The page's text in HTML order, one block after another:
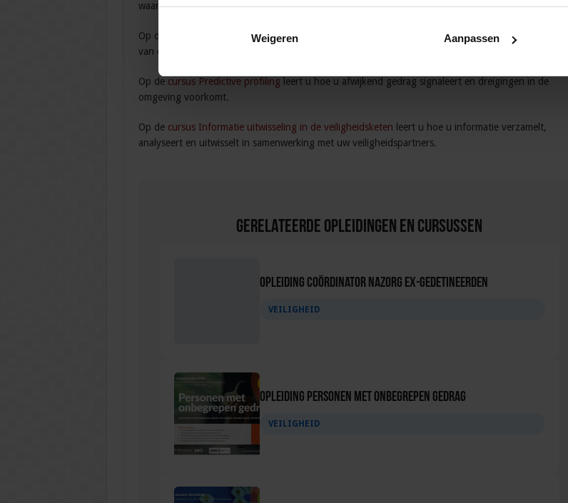
Weigeren Aanpassen
waarborgen in uw gemeente.
Op de cursus Wetgeving & Securityleert u wat de juridische mogelijkheden en onmogelijkheden zijn
van cameratoezicht in uw gebouw of op uw bedrijfsterrein.
Op de cursus Predictive profiling leert u hoe u afwijkend gedrag signaleert en dreigingen in de
omgeving voorkomt.
Op de cursus Informatie uitwisseling in de veiligheidsketen leert u hoe u informatie verzamelt,
analyseert en uitwisselt in samenwerking met uw veiligheidspartners.
Gerelateerde Opleidingen en Cursussen
Opleiding Coördinator nazorg ex-gedetineerden
VEILIGHEID
Opleiding Personen met onbegrepen gedrag
VEILIGHEID